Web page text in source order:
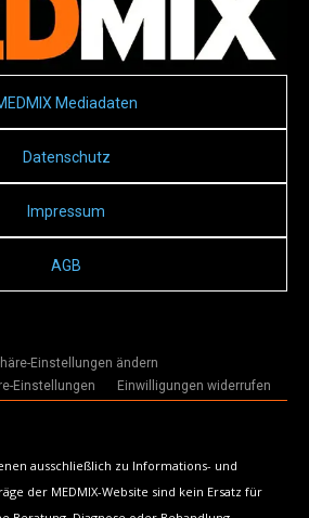
Mediadaten
Datenschutz
Impressum
AGB
Einstellungen ändern
Einstellungen
Einwilligungen widerrufen
ausschließlich zu Informations- und
der MEDMIX-Website sind kein Ersatz für